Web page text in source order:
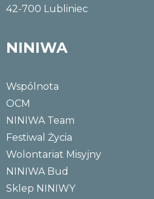
42-700 Lubliniec
NINIWA
Wspólnota
OCM
NINIWA Team
Festiwal Życia
Wolontariat Misyjny
NINIWA Bud
Sklep NINIWY